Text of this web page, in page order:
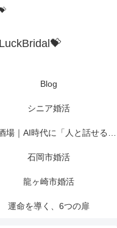
Blog
シニア婚活
仲人酒場｜AI時代に「人と話せる場所」を作りたかった
石岡市婚活
龍ヶ崎市婚活
運命を導く、6つの扉